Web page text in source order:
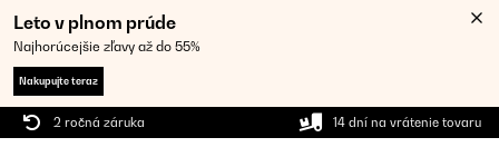
Leto v plnom prúde
Najhorúcejšie zľavy až do 55%
Nakupujte teraz
2 ročná záruka 14 dní na vrátenie tovaru